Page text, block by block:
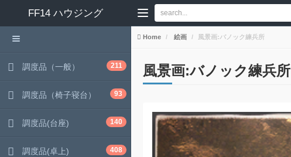
FF14 ハウジング
Home 絵画 風景画:バノック練兵所
風景画:バノック練兵所
調度品（一般） 211
調度品（椅子寝台） 93
調度品(台座) 140
調度品(卓上) 408